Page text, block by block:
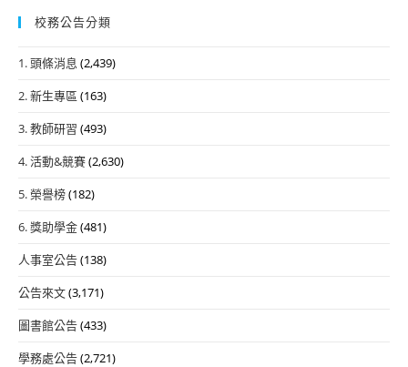
校務公告分類
1. 頭條消息 (2,439)
2. 新生專區 (163)
3. 教師研習 (493)
4. 活動&競賽(2,630)
5. 榮譽榜(182)
6. 獎助學金(481)
人事室公告(138)
公告來文(3,171)
圖書館公告(433)
學務處公告(2,721)